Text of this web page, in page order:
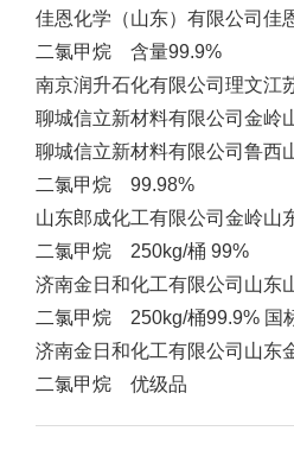
佳恩化学（山东）有限公司 佳
二氯甲烷 含量99.9%
南京润升石化有限公司 理文江
聊城信立新材料有限公司 金岭
聊城信立新材料有限公司 鲁西
二氯甲烷 99.98%
山东郎成化工有限公司 金岭山
二氯甲烷 250kg/桶 99%
济南金日和化工有限公司 山东
二氯甲烷 250kg/桶99.9% 国
济南金日和化工有限公司 山东
二氯甲烷 优级品